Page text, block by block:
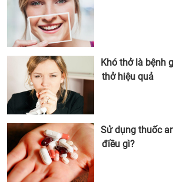
Khó thở là bệnh
thở hiệu quả
Sử dụng thuốc
điều gì?